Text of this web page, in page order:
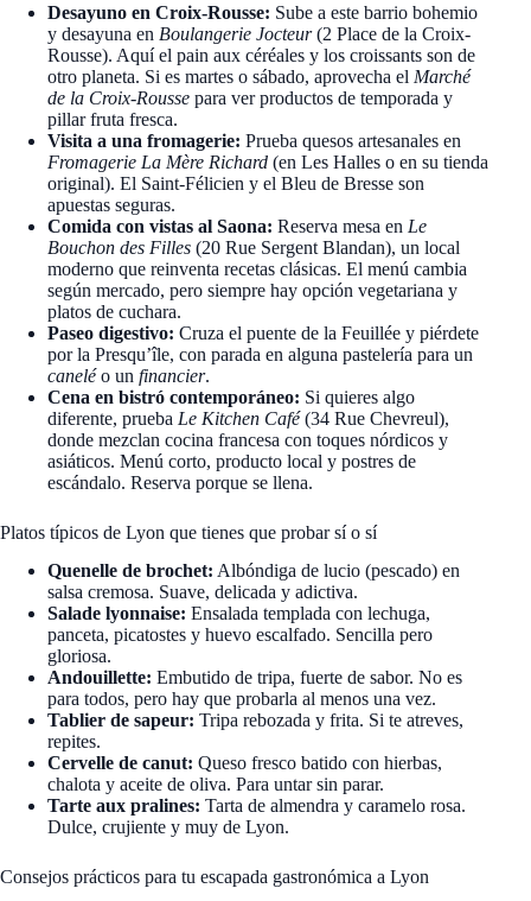
Desayuno en Croix-Rousse: Sube a este barrio bohemio
y desayuna en Boulangerie Jocteur(2 Place de la Croix-
Rousse). Aquí el pain aux céréales y los croissants son de
otro planeta. Si es martes o sábado, aprovecha el Marché
de la Croix-Rousse para ver productos de temporada y
pillar fruta fresca.
Visita a una fromagerie: Prueba quesos artesanales en
Fromagerie La Mère Richard (en Les Halles o en su tienda
original). El Saint-Félicien y el Bleu de Bresse son
apuestas seguras.
Comida con vistas al Saona: Reserva mesa en Le
Bouchon des Filles (20 Rue Sergent Blandan), un local
moderno que reinventa recetas clásicas. El menú cambia
según mercado, pero siempre hay opción vegetariana y
platos de cuchara.
Paseo digestivo: Cruza el puente de la Feuillée y piérdete
por la Presqu’île, con parada en alguna pastelería para un
caneléo un financier.
Cena en bistró contemporáneo: Si quieres algo
diferente, prueba Le Kitchen Café(34 Rue Chevreul),
donde mezclan cocina francesa con toques nórdicos y
asiáticos. Menú corto, producto local y postres de
escándalo. Reserva porque se llena.
Platos típicos de Lyon que tienes que probar sí o sí
Quenelle de brochet: Albóndiga de lucio (pescado) en
salsa cremosa. Suave, delicada y adictiva.
Salade lyonnaise: Ensalada templada con lechuga,
panceta, picatostes y huevo escalfado. Sencilla pero
gloriosa.
Andouillette: Embutido de tripa, fuerte de sabor. No es
para todos, pero hay que probarla al menos una vez.
Tablier de sapeur: Tripa rebozada y frita. Si te atreves,
repites.
Cervelle de canut: Queso fresco batido con hierbas,
chalota y aceite de oliva. Para untar sin parar.
Tarte aux pralines: Tarta de almendra y caramelo rosa.
Dulce, crujiente y muy de Lyon.
Consejos prácticos para tu escapada gastronómica a Lyon